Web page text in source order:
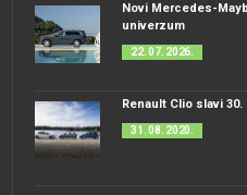
Novi Mercedes-
univerzum
22. 07. 2026.
Renault Clio slavi 30.
31. 08. 2020.